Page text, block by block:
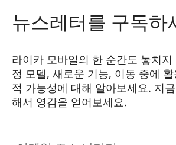
뉴스레터를 구독하
라이카 모바일의 한 순간도 놓치지
정 모델, 새로운 기능, 이동 중에
적 가능성에 대해 알아보세요. 지
해서 영감을 얻어보세요.